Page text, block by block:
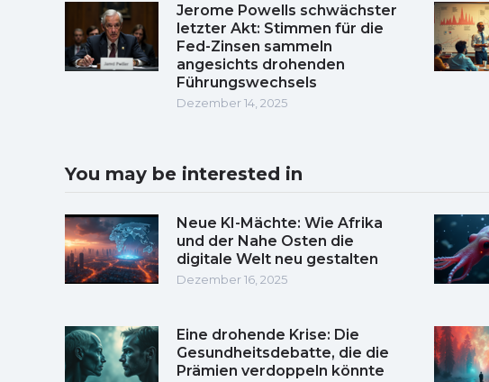
Jerome Powells schwächster
letzter Akt: Stimmen für die
Fed-Zinsen sammeln
angesichts drohenden
Führungswechsels
Dezember 14, 2025
You may be interested in
Neue KI-Mächte: Wie Afrika
und der Nahe Osten die
digitale Welt neu gestalten
Dezember 16, 2025
Eine drohende Krise: Die
Gesundheitsdebatte, die die
Prämien verdoppeln könnte